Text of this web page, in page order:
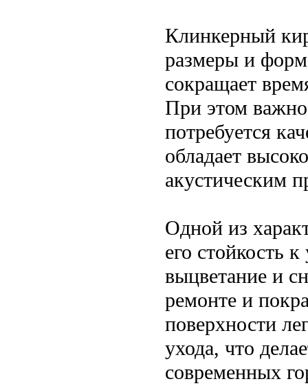
Клинкерный
размеры и
сокращает
При этом важно
потребуется
обладает
акустическим
Одной из
его стойкость
выцветание и
ремонте и
поверхности
ухода, что
современных